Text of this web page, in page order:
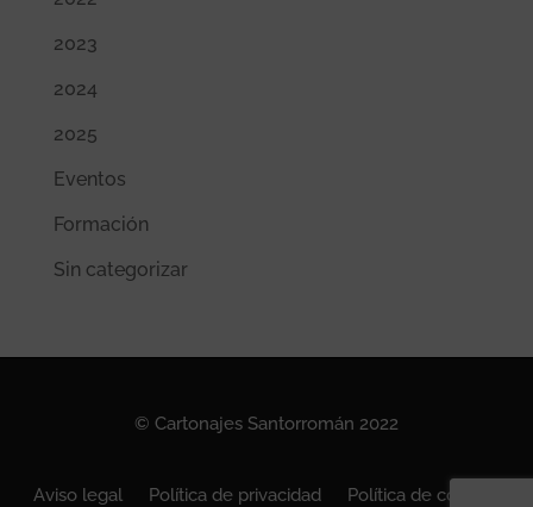
2023
2024
2025
Eventos
Formación
Sin categorizar
© Cartonajes Santorromán 2022
Aviso legal Política de privacidad Política de cookies